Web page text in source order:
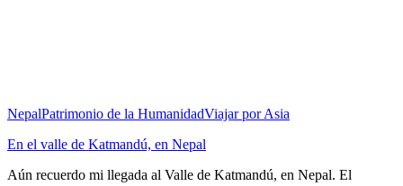
NepalPatrimonio de la HumanidadViajar por Asia
En el valle de Katmandú, en Nepal
Aún recuerdo mi llegada al Valle de Katmandú, en Nepal. El